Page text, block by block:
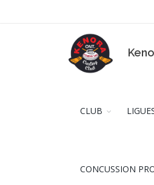
CLUB
CONCUSSION